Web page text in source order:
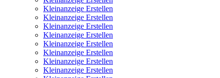
Kleinanzeige Erstellen
Kleinanzeige Erstellen
Kleinanzeige Erstellen
Kleinanzeige Erstellen
Kleinanzeige Erstellen
Kleinanzeige Erstellen
Kleinanzeige Erstellen
Kleinanzeige Erstellen